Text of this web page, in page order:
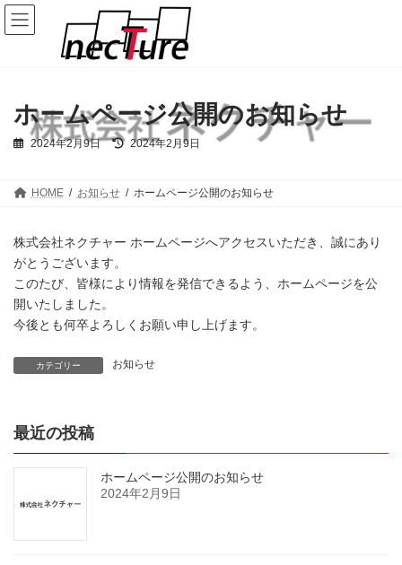
コ
ン
テ
ナ
ビ
ゲ
ホームページ公開のお知らせ
2024年2月9日
最
日
時
2024年2月9日
HOME お知らせ ホームページ公開のお知らせ
株式会社ネクチャー ホームページへアクセスいただき、誠にあり
がとうございます。
このたび、皆様により情報を発信できるよう、ホームページを公
開いたしました。
今後とも何卒よろしくお願い申し上げます。
カテゴリー お知らせ
最近の投稿
ホームページ公開のお知らせ
2024年2月9日